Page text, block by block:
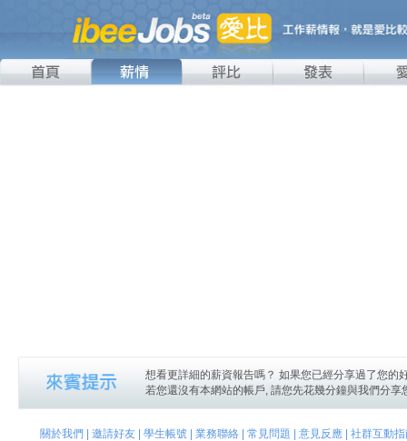
想看更詳細的薪資報告嗎？ 如果您已經分享過了您的
若您還沒有本網站的帳戶, 請您先花幾分鐘與我們分
關於我們 邀請好友| 學生帳號| 業務聯絡| 常見問題 意見反應| 社群互動指